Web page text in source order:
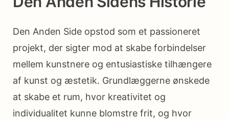
Den Anden Side opstod som et passioneret
projekt, der sigter mod at skabe forbindelser
mellem kunstnere og entusiastiske tilhængere
af kunst og æstetik. Grundlæggerne ønskede
at skabe et rum, hvor kreativitet og
individualitet kunne blomstre frit, og hvor